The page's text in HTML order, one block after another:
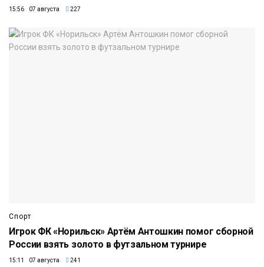
15:56 07 августа 227
Спорт
Игрок ФК «Норильск» Артём Антошкин помог сборной
России взять золото в футзальном турнире
15:11 07 августа 241